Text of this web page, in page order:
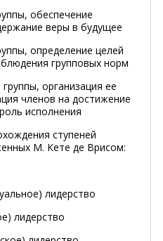
обеспечение
веры в будущее
определение целей
групповых норм
организация ее
членов на достижение
исполнения
ступеней
М. Кете де Врисом:
лидерство
лидерство